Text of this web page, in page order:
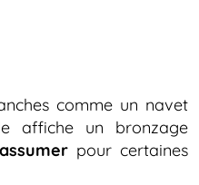
comme un navet
affiche un bronzage
pour certaines